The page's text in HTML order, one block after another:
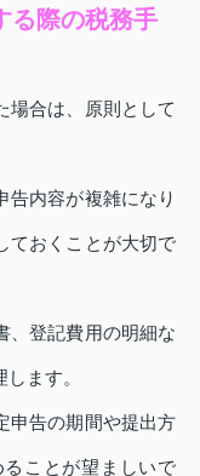
る際の税務手
場合は、原則として
告内容が複雑になり
ておくことが大切で
、登記費用の明細な
ます。
申告の期間や提出方
ことが望ましいで